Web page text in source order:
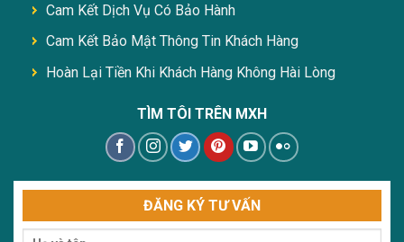
Cam Kết Dịch Vụ Có Bảo Hành
Cam Kết Bảo Mật Thông Tin Khách Hàng
Hoàn Lại Tiền Khi Khách Hàng Không Hài Lòng
TÌM TÔI TRÊN MXH
ĐĂNG KÝ TƯ VẤN